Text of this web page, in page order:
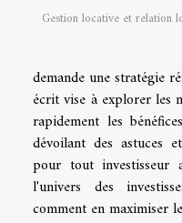
Gestion locative et relation
demande une stratégie
écrit vise à explorer les
rapidement les
dévoilant des astuces
pour tout investisseur
l'univers des
comment en maximiser